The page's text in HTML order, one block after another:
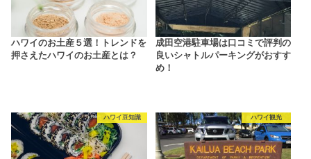
ハワイのお土産５選！トレンドを
押さえたハワイのお土産とは？
成田空港駐車場は口コミで評判の
良いシャトルパーキングがおすす
め！
ハワイ豆知識 ハワイ観光